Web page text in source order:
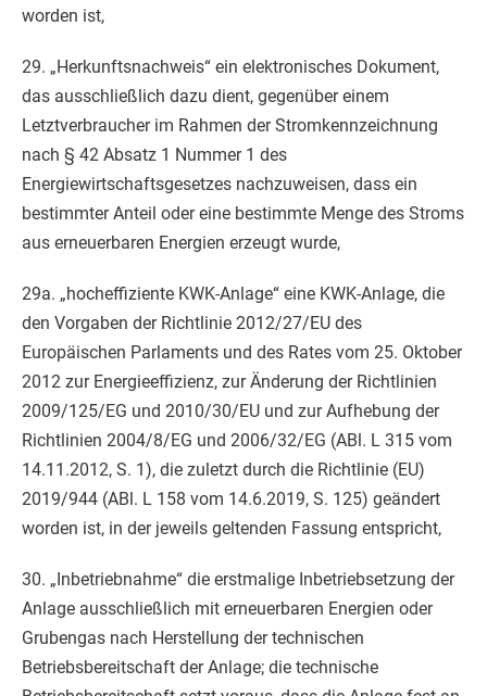
worden ist,
29. „Herkunftsnachweis“ ein elektronisches Dokument,
das ausschließlich dazu dient, gegenüber einem
Letztverbraucher im Rahmen der Stromkennzeichnung
nach § 42 Absatz 1 Nummer 1 des
Energiewirtschaftsgesetzes nachzuweisen, dass ein
bestimmter Anteil oder eine bestimmte Menge des Stroms
aus erneuerbaren Energien erzeugt wurde,
29a. „hocheffiziente KWK-Anlage“ eine KWK-Anlage, die
den Vorgaben der Richtlinie 2012/27/EU des
Europäischen Parlaments und des Rates vom 25. Oktober
2012 zur Energieeffizienz, zur Änderung der Richtlinien
2009/125/EG und 2010/30/EU und zur Aufhebung der
Richtlinien 2004/8/EG und 2006/32/EG (ABl. L 315 vom
14.11.2012, S. 1), die zuletzt durch die Richtlinie (EU)
2019/944 (ABl. L 158 vom 14.6.2019, S. 125) geändert
worden ist, in der jeweils geltenden Fassung entspricht,
30. „Inbetriebnahme“ die erstmalige Inbetriebsetzung der
Anlage ausschließlich mit erneuerbaren Energien oder
Grubengas nach Herstellung der technischen
Betriebsbereitschaft der Anlage; die technische